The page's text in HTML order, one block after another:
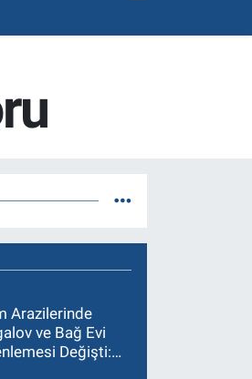
Arazilerinde
ve Bağ Evi
Değişti: